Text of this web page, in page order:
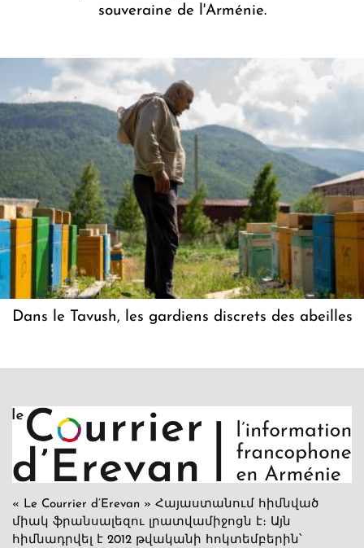
souveraine de l'Arménie.
Dans le Tavush, les gardiens discrets des abeilles
« Le Courrier d’Erevan » Հայաստանում հիմնված
միակ ֆրանսալեզու լրատվամիջոցն է։ Այն
հիմնադրվել է 2012 թվականի հոկտեմբերին՝